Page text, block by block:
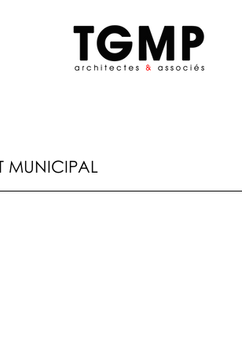
MUNICIPAL